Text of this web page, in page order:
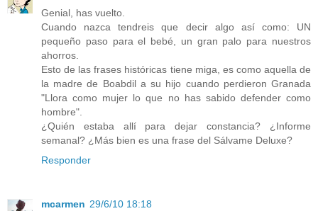
Genial, has vuelto.
Cuando nazca tendreis que decir algo así como: UN
pequeño paso para el bebé, un gran palo para nuestros
ahorros.
Esto de las frases históricas tiene miga, es como aquella de
la madre de Boabdil a su hijo cuando perdieron Granada
"Llora como mujer lo que no has sabido defender como
hombre".
¿Quién estaba allí para dejar constancia? ¿Informe
semanal? ¿Más bien es una frase del Sálvame Deluxe?
Responder
mcarmen 29/6/10 18:18